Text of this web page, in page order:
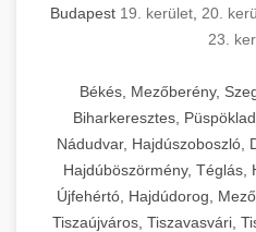
Budapest 19. kerület 20.
23.
Békés, Mezőberény,
Biharkeresztes,
Nádudvar, Hajdúszoboszló,
Hajdúböszörmény, Téglás,
Újfehértó, Hajdúdorog,
Tiszaújváros, Tiszavasvári,